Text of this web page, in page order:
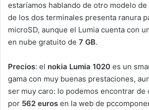
estaríamos hablando de otro modelo de
de los dos terminales presenta ranura
microSD, aunque el Lumia cuenta con
en nube gratuito de 7 GB.
Precios: el nokia Lumia 1020 es un
gama con muy buenas prestaciones,
ser muy caro: lo podemos encontrar
por 562 euros en la web de